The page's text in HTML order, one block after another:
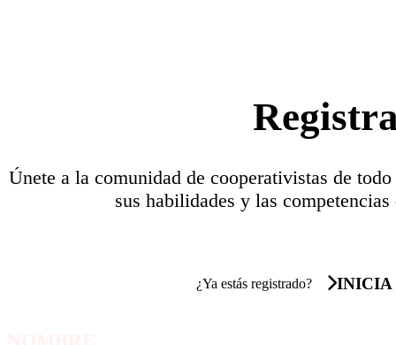
Únete a la comunidad de cooperativistas de
sus habilidades y las
¿Ya estás registrado? INICIA